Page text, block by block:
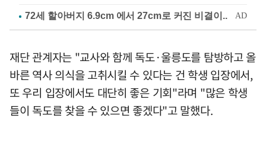
재단 관계자는 "교사와 함께 독도·울릉도를 탐방하고 올
바른 역사 의식을 고취시킬 수 있다는 건 학생 입장에서,
또 우리 입장에서도 대단히 좋은 기회"라며 "많은 학생
들이 독도를 찾을 수 있으면 좋겠다"고 말했다.